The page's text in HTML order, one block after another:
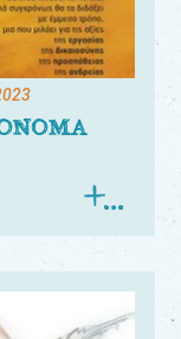
ΟΝΟΜΑ